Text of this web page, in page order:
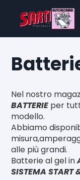
Nel nostro
BATTERIE per
modello.
Abbiamo
alle più grandi.
Batterie al gel in
SISTEMA START